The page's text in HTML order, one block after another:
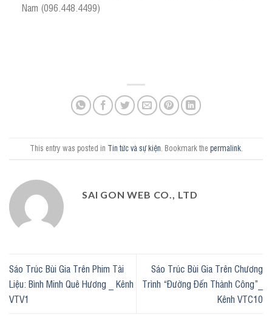
Nam (096.448.4499)
This entry was posted in Tin tức và sự kiện . Bookmark the permalink.
SAI GON WEB CO., LTD
Sáo Trúc Bùi Gia Trên Phim Tài
Liệu: Bình Minh Quê Hương _ Kênh
VTV1
Sáo Trúc Bùi Gia Trên Chương
Trình “Đường Đến Thành Công”_
Kênh VTC10